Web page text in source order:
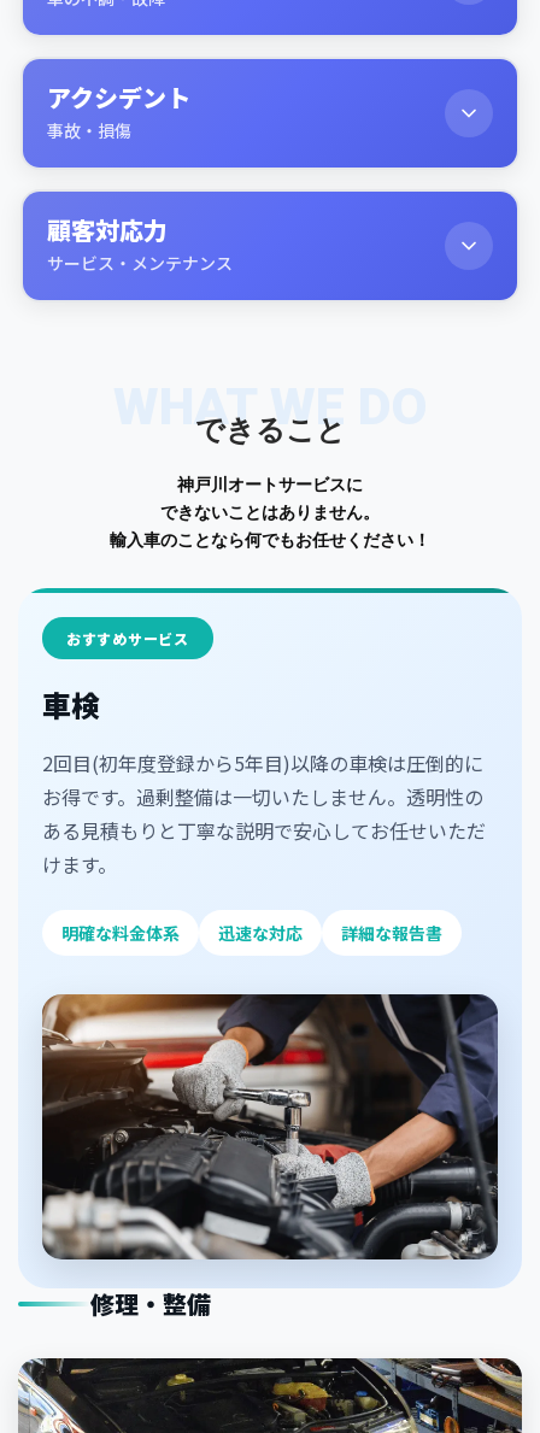
アクシデント
事故・損傷
顧客対応力
サービス・メンテナンス
WHAT WE DO
できること
神戸川オートサービスに
できないことはありません。
輸入車のことなら何でもお任せください！
おすすめサービス
車検
2回目(初年度登録から5年目)以降の車検は圧倒的に
お得です。過剰整備は一切いたしません。透明性の
ある見積もりと丁寧な説明で安心してお任せいただ
けます。
明確な料金体系 迅速な対応 詳細な報告書
修理・整備